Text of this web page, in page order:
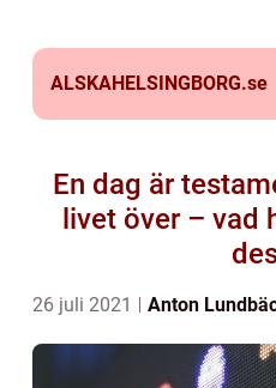
ALSKAHELSINGBORG.se
En dag är
livet över – vad
26 juli 2021 Anton